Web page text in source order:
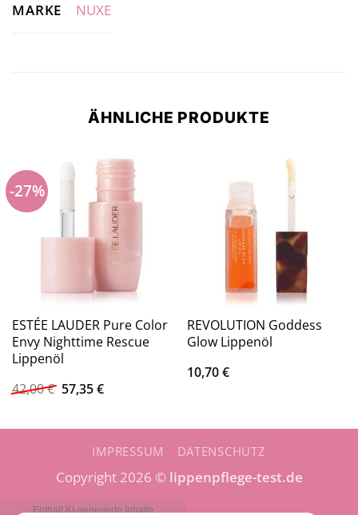
MARKE NUXE
ÄHNLICHE PRODUKTE
-27%
ESTÉE LAUDER Pure Color
Envy Nighttime Rescue
Lippenöl
42,00€ Ursprünglicher
Preis
42,00 €
57,35€Aktueller
57,35 €.
REVOLUTION Goddess
Glow Lippenöl
10,70€
IMPRESSUM DATENSCHUTZ
Copyright 2026 © lippenpflege-test.de